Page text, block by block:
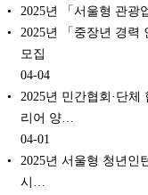
2025년 「서울형 관광
2025년 「중장년 경력
모집
04-04
2025년 민간협회·단체
리어 양…
04-01
2025년 서울형 청년인
시…